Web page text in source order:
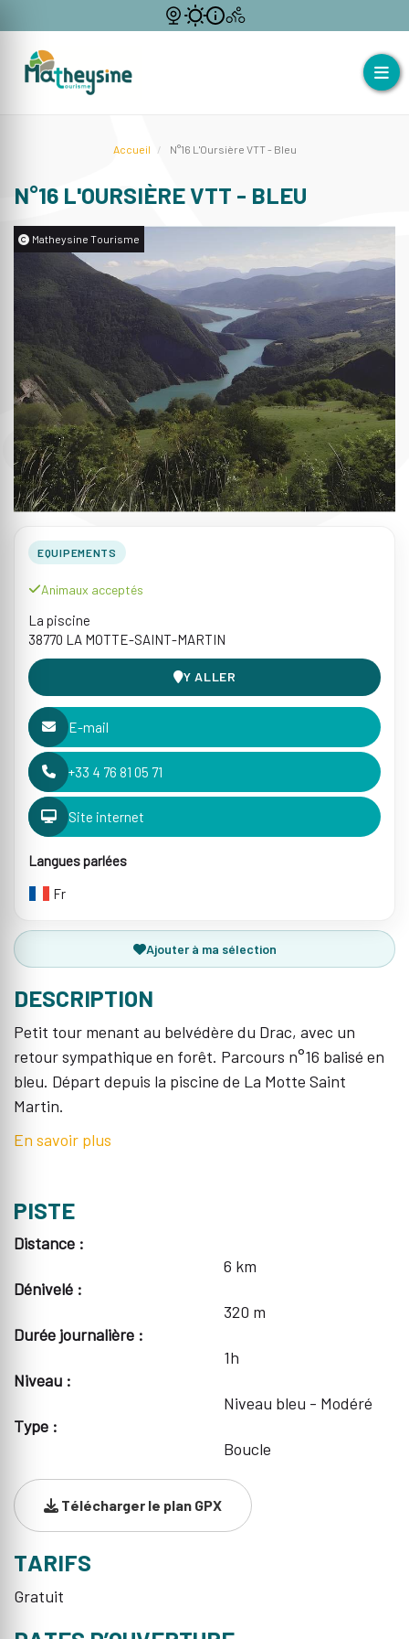
Accueil N°16 L'Oursière VTT - Bleu
N°16 L'OURSIÈRE VTT - BLEU
Matheysine Tourisme
EQUIPEMENTS
Animaux acceptés
La piscine
38770 LA MOTTE-SAINT-MARTIN
Y ALLER
E-mail
+33 4 76 81 05 71
Site internet
Langues parlées
Fr
Ajouter à ma sélection
DESCRIPTION
Petit tour menant au belvédère du Drac, avec un
retour sympathique en forêt. Parcours n°16 balisé en
bleu. Départ depuis la piscine de La Motte Saint
Martin.
En savoir plus
PISTE
Distance :
6 km
Dénivelé :
320 m
Durée journalière :
1h
Niveau :
Niveau bleu - Modéré
Type :
Boucle
Télécharger le plan GPX
TARIFS
Gratuit